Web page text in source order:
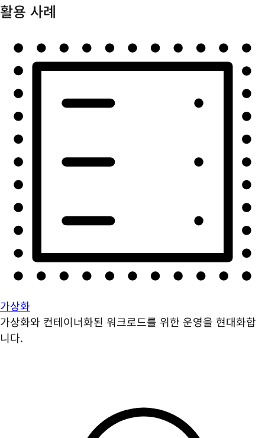
활용 사례
가상화
가상화와 컨테이너화된 워크로드를 위한 운영을 현대화합
니다.